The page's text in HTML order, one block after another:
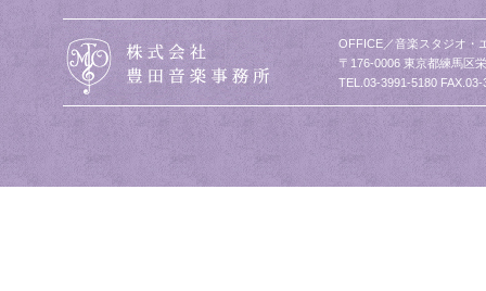
OFFICE／音楽スタジオ・
〒176-0006 東京都練馬区
TEL.03-3991-5180 FAX.03-